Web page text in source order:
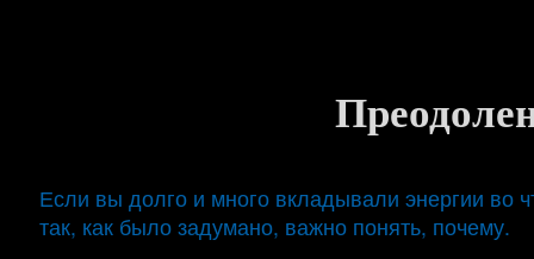
Если вы долго и много вкладывали энергии во
так, как было задумано, важно понять, почему.